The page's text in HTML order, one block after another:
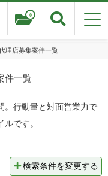
0
理店募集案件一覧
件一覧
。行動量と対面営業力で
です。
検索条件を変更する